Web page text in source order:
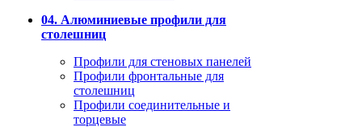
04. Алюминиевые профили для
столешниц
Профили для стеновых панелей
Профили фронтальные для
столешниц
Профили соединительные и
торцевые